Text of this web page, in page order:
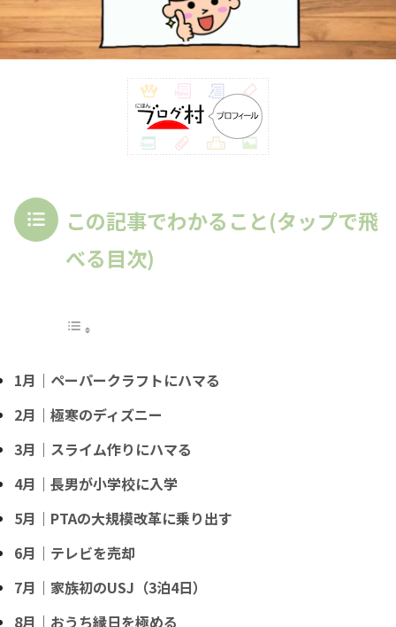
この記事でわかること(タップで飛
べる目次)
1月｜ペーパークラフトにハマる
2月｜極寒のディズニー
3月｜スライム作りにハマる
4月｜長男が小学校に入学
5月｜PTAの大規模改革に乗り出す
6月｜テレビを売却
7月｜家族初のUSJ（3泊4日）
8月｜おうち縁日を極める